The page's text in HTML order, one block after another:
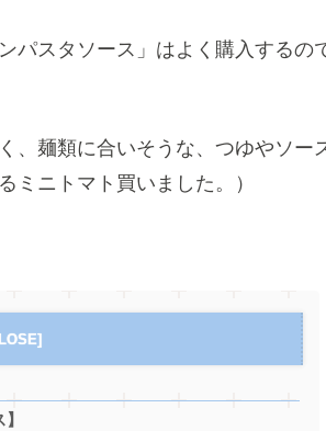
スタソース」はよく購入するの
、麺類に合いそうな、つゆやソー
ニトマト買いました。）